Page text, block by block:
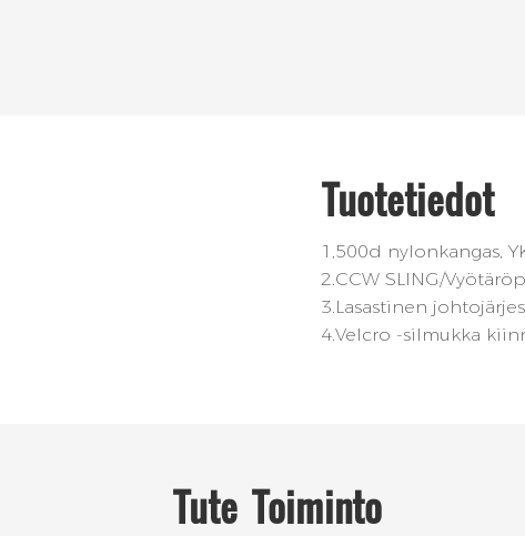
Tuotetiedot
1,500d nylonkangas,
2.CCW SLING/
3.Lasastinen
4.Velcro -silmukka
Tute Toiminto